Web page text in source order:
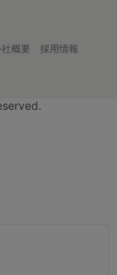
概要
採用情報